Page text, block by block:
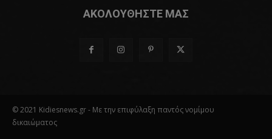
ΑΚΟΛΟΥΘΗΣΤΕ ΜΑΣ
© 2021 Kidiesnews.gr - Με την επιφύλαξη παντός νομίμου
δικαιώματος